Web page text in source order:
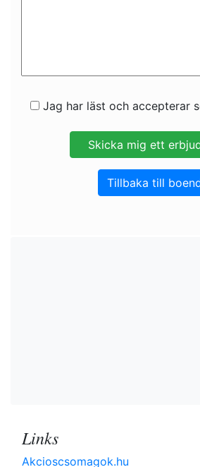
Jag har läst och accepterar
Tillbaka till
Links
Akcioscsomagok.hu